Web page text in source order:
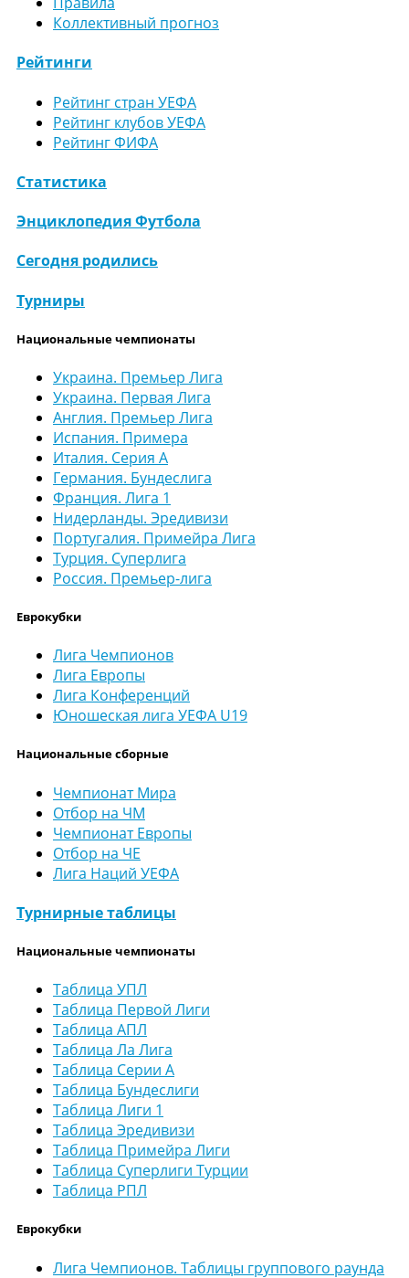
Коллективный прогноз
Рейтинги
Рейтинг стран УЕФА
Рейтинг клубов УЕФА
Рейтинг ФИФА
Статистика
Энциклопедия Футбола
Сегодня родились
Турниры
Национальные чемпионаты
Украина. Премьер Лига
Украина. Первая Лига
Англия. Премьер Лига
Испания. Примера
Италия. Серия А
Германия. Бундеслига
Франция. Лига 1
Нидерланды. Эредивизи
Португалия. Примейра Лига
Турция. Суперлига
Россия. Премьер-лига
Еврокубки
Лига Чемпионов
Лига Европы
Лига Конференций
Юношеская лига УЕФА U19
Национальные сборные
Чемпионат Мира
Отбор на ЧМ
Чемпионат Европы
Отбор на ЧЕ
Лига Наций УЕФА
Турнирные таблицы
Национальные чемпионаты
Таблица УПЛ
Таблица Первой Лиги
Таблица АПЛ
Таблица Ла Лига
Таблица Серии А
Таблица Бундеслиги
Таблица Лиги 1
Таблица Эредивизи
Таблица Примейра Лиги
Таблица Суперлиги Турции
Таблица РПЛ
Еврокубки
Лига Чемпионов. Таблицы группового раунда